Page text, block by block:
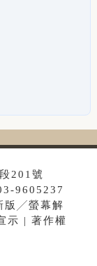
201號
9605237
版╱螢幕解
示 | 著作權